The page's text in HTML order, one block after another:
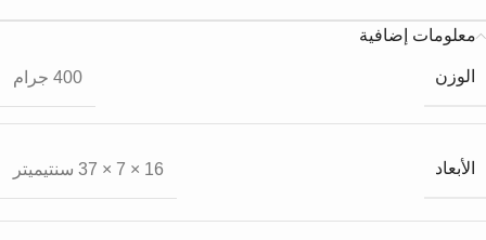
معلومات إضافية
الوزن 400 جرام
الأبعاد 16 × 7 × 37 سنتيميتر